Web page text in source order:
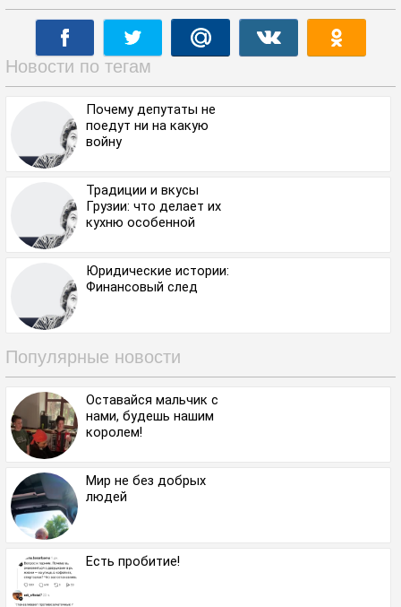
Новости по тегам
Почему депутаты не
поедут ни на какую
войну
Традиции и вкусы
Грузии: что делает их
кухню особенной
Юридические истории:
Финансовый след
Популярные новости
Оставайся мальчик с
нами, будешь нашим
королем!
Мир не без добрых
людей
Есть пробитие!